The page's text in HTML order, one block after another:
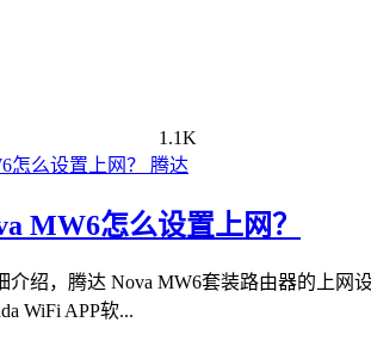
1.1K
腾达
MW6怎么设置上网？
介绍，腾达 Nova MW6套装路由器的上
WiFi APP软...